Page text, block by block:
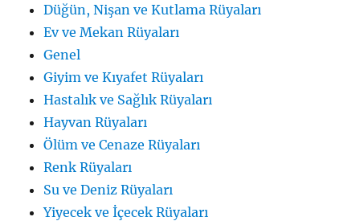
Düğün, Nişan ve Kutlama Rüyaları
Ev ve Mekan Rüyaları
Genel
Giyim ve Kıyafet Rüyaları
Hastalık ve Sağlık Rüyaları
Hayvan Rüyaları
Ölüm ve Cenaze Rüyaları
Renk Rüyaları
Su ve Deniz Rüyaları
Yiyecek ve İçecek Rüyaları